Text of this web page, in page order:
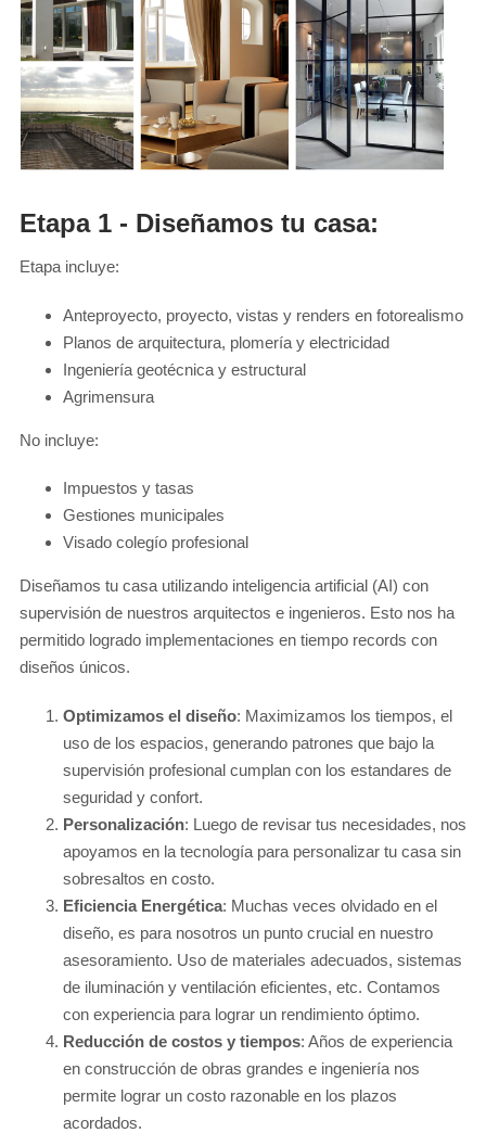
Etapa 1 - Diseñamos tu casa:
Etapa incluye:
Anteproyecto, proyecto, vistas y renders en fotorealismo
Planos de arquitectura, plomería y electricidad
Ingeniería geotécnica y estructural
Agrimensura
No incluye:
Impuestos y tasas
Gestiones municipales
Visado colegío profesional
Diseñamos tu casa utilizando inteligencia artificial (AI) con
supervisión de nuestros arquitectos e ingenieros. Esto nos ha
permitido logrado implementaciones en tiempo records con
diseños únicos.
Optimizamos el diseño: Maximizamos los tiempos, el
uso de los espacios, generando patrones que bajo la
supervisión profesional cumplan con los estandares de
seguridad y confort.
Personalización: Luego de revisar tus necesidades, nos
apoyamos en la tecnología para personalizar tu casa sin
sobresaltos en costo.
Eficiencia Energética: Muchas veces olvidado en el
diseño, es para nosotros un punto crucial en nuestro
asesoramiento. Uso de materiales adecuados, sistemas
de iluminación y ventilación eficientes, etc. Contamos
con experiencia para lograr un rendimiento óptimo.
Reducción de costos y tiempos: Años de experiencia
en construcción de obras grandes e ingeniería nos
permite lograr un costo razonable en los plazos
acordados.